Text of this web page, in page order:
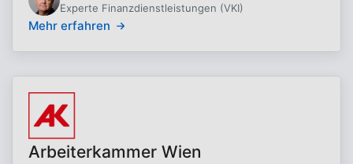
Experte Finanzdienstleistungen (VKI)
Mehr erfahren
Arbeiterkammer Wien